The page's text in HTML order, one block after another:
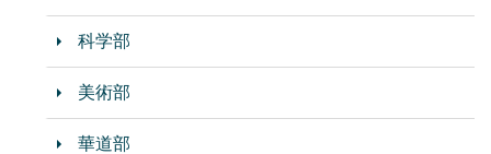
科学部
美術部
華道部